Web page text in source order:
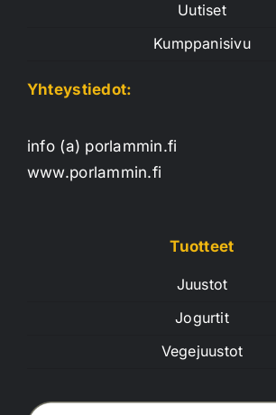
Uutiset
Kumppanisivu
Yhteystiedot:
info (a) porlammin.fi
www.porlammin.fi
Tuotteet
Juustot
Jogurtit
Vegejuustot